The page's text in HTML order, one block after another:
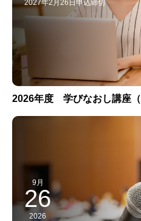
2027年2月26日申込締切
2026年度 学びなおし講座（
9月
26
2026